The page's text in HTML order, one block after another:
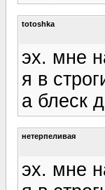
totoshka
эх. мне
я в
а блеск
нетерпеливая
эх. мне